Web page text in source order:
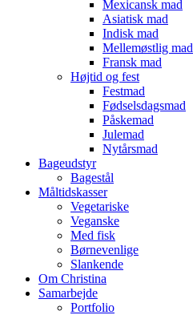
Mexicansk mad
Asiatisk mad
Indisk mad
Mellemøstlig mad
Fransk mad
Højtid og fest
Festmad
Fødselsdagsmad
Påskemad
Julemad
Nytårsmad
Bageudstyr
Bagestål
Måltidskasser
Vegetariske
Veganske
Med fisk
Børnevenlige
Slankende
Om Christina
Samarbejde
Portfolio